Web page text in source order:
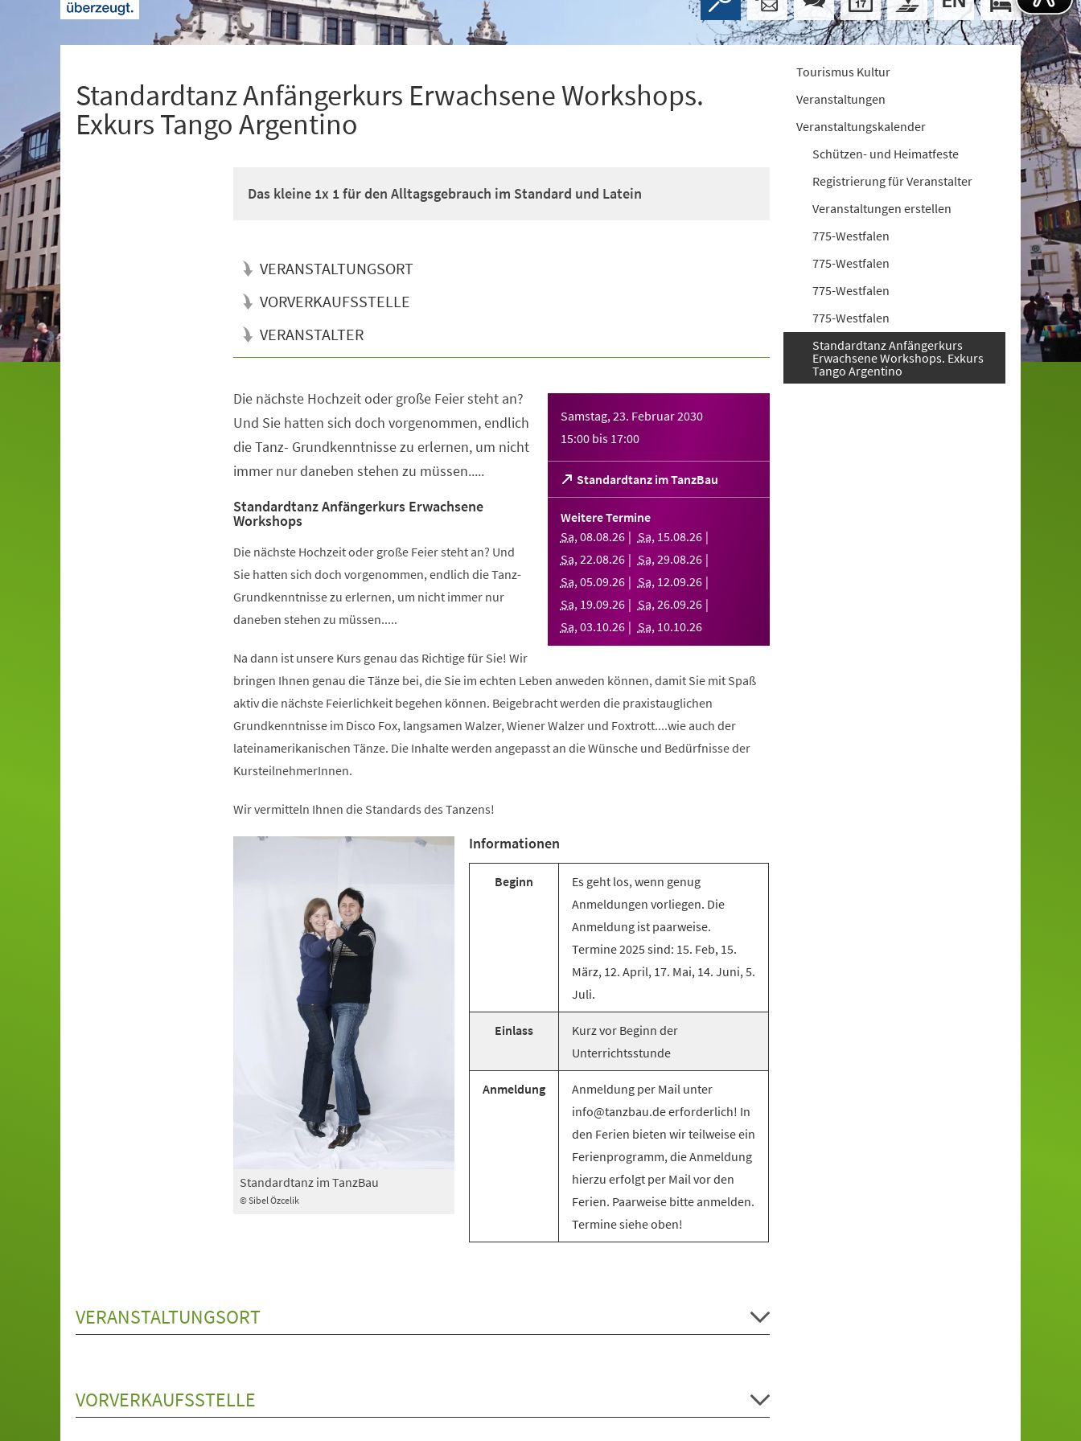
Standardtanz Anfängerkurs Erwachsene Workshops.
Exkurs Tango Argentino
Das kleine 1x 1 für den Alltagsgebrauch im Standard und Latein
VERANSTALTUNGSORT
VORVERKAUFSSTELLE
VERANSTALTER
Samstag, 23. Februar 2030
15:00 bis 17:00
Standardtanz im TanzBau
(Öffnet
in
einem
Tab)
Weitere Termine
Sa,08.08.26 Sa, 15.08.26
Sa,22.08.26 Sa,29.08.26
Sa,05.09.26 Sa, 12.09.26
Sa, 19.09.26 Sa,26.09.26
Sa,03.10.26 Sa, 10.10.26
Die nächste Hochzeit oder große Feier steht an?
Und Sie hatten sich doch vorgenommen, endlich
die Tanz- Grundkenntnisse zu erlernen, um nicht
immer nur daneben stehen zu müssen.....
Standardtanz Anfängerkurs Erwachsene
Workshops
Die nächste Hochzeit oder große Feier steht an? Und
Sie hatten sich doch vorgenommen, endlich die Tanz-
Grundkenntnisse zu erlernen, um nicht immer nur
daneben stehen zu müssen.....
Na dann ist unsere Kurs genau das Richtige für Sie! Wir
bringen Ihnen genau die Tänze bei, die Sie im echten Leben anweden können, damit Sie mit Spaß
aktiv die nächste Feierlichkeit begehen können. Beigebracht werden die praxistauglichen
Grundkenntnisse im Disco Fox, langsamen Walzer, Wiener Walzer und Foxtrott....wie auch der
lateinamerikanischen Tänze. Die Inhalte werden angepasst an die Wünsche und Bedürfnisse der
KursteilnehmerInnen.
Wir vermitteln Ihnen die Standards des Tanzens!
© Sibel Özcelik
Standardtanz im TanzBau
Informationen
Beginn
Es geht los, wenn genug
Anmeldungen vorliegen. Die
Anmeldung ist paarweise.
Termine 2025 sind: 15. Feb, 15.
März, 12. April, 17. Mai, 14. Juni, 5.
Juli.
Einlass
Kurz vor Beginn der
Unterrichtsstunde
Anmeldung
Anmeldung per Mail unter
info@tanzbau.de erforderlich! In
den Ferien bieten wir teilweise ein
Ferienprogramm, die Anmeldung
hierzu erfolgt per Mail vor den
Ferien. Paarweise bitte anmelden.
Termine siehe oben!
VERANSTALTUNGSORT
VORVERKAUFSSTELLE
Tourismus Kultur
Veranstaltungen
Veranstaltungskalender
Schützen- und Heimatfeste
Registrierung für Veranstalter
Veranstaltungen erstellen
775-Westfalen
775-Westfalen
775-Westfalen
775-Westfalen
Standardtanz Anfängerkurs
Erwachsene Workshops. Exkurs
Tango Argentino